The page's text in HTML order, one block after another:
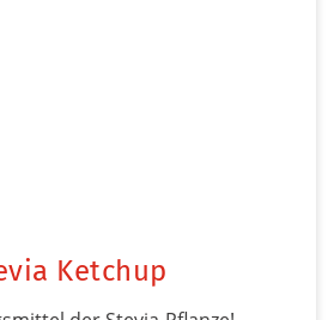
Ketchup